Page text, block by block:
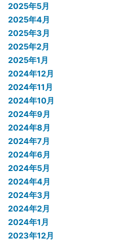
2025年5月
2025年4月
2025年3月
2025年2月
2025年1月
2024年12月
2024年11月
2024年10月
2024年9月
2024年8月
2024年7月
2024年6月
2024年5月
2024年4月
2024年3月
2024年2月
2024年1月
2023年12月